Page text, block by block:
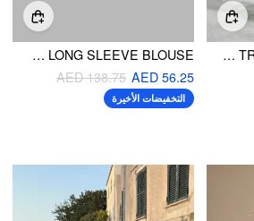
SATIN MID RISE POLKA DOT LACE TRIM A-LINE MIDI SKIRT
V-NECK FLORAL KNOTTED CROP LONG SLEEVE BLOUSE
AED 56.25
AED 138.75
التخفيضات الأخيرة